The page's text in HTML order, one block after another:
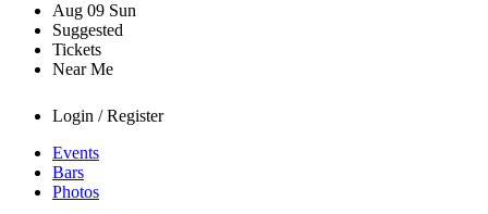
Aug 09 Sun
Suggested
Tickets
Near Me
Login / Register
Events
Bars
Photos